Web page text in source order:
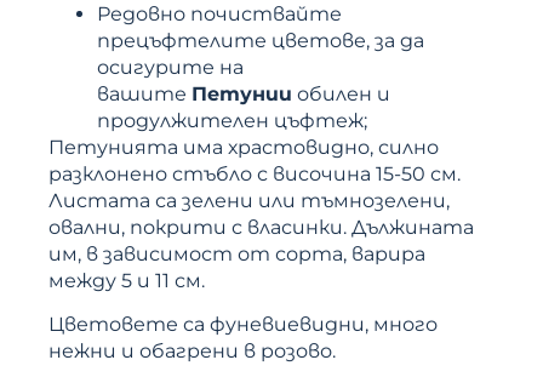
Редовно почиствайте
прецъфтелите цветове, за да
осигурите на
вашите Петунии обилен и
продулжителен цъфтеж;
Петунията има храстовидно, силно
разклонено стъбло с височина 15-50 см.
Листата са зелени или тъмнозелени,
овални, покрити с власинки. Дължината
им, в зависимост от сорта, варира
между 5 и 11 см.
Цветовете са фуневиевидни, много
нежни и обагрени в розово.